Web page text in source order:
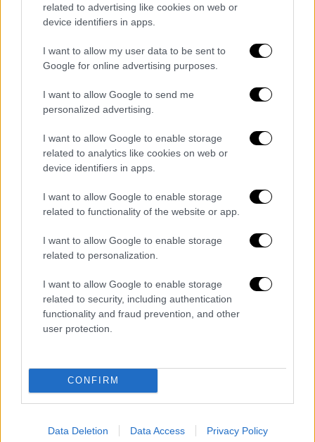
related to advertising like cookies on web or
device identifiers in apps.
I want to allow my user data to be sent to
Google for online advertising purposes.
I want to allow Google to send me
personalized advertising.
I want to allow Google to enable storage
related to analytics like cookies on web or
device identifiers in apps.
I want to allow Google to enable storage
related to functionality of the website or app.
I want to allow Google to enable storage
related to personalization.
I want to allow Google to enable storage
related to security, including authentication
functionality and fraud prevention, and other
user protection.
CONFIRM
Data Deletion Data Access Privacy Policy
4. Ενδιάμεσα Γεύματα:
- Σνακ: Η κατανάλωση μικρών,
ισορροπημένων σνακ, όπως μια μερίδα
στη διατήρηση σταθερών επιπέδων
σακχάρου στο αίμα.
5. Πασχαλινό Τραπέζι:
- Χωρίς περιορισμούς στην επιλογή τροφών
αλλά στην ποσότητα. Απολαύστε το
πασχαλινό γεύμα με μέτρο, δίνοντας έμφαση
στις πηγές πρωτεΐνης και συνοδεύοντας με
άφθονη σαλάτα.